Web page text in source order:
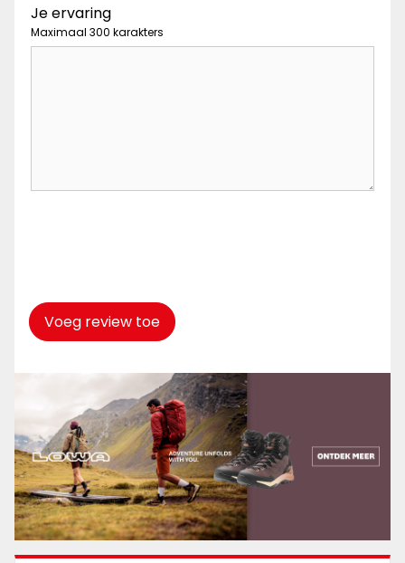
Je ervaring
Maximaal 300 karakters
Voeg review toe